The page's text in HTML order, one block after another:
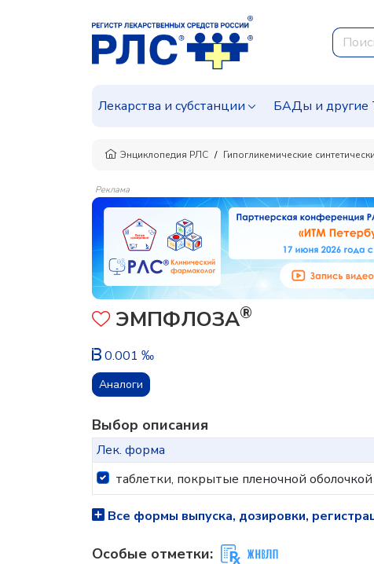
Лекарства и субстанции БАДы и
Энциклопедия РЛС Гипогликемические
Реклама
ЭМПФЛОЗА®
0.001 ‰
Аналоги
Выбор описания
Лек. форма
таблетки, покрытые пленочной оболочкой
Все формы выпуска, дозировки,
Особые отметки: